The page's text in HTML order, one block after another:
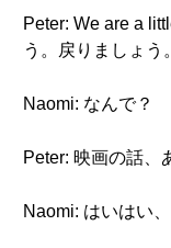
Peter: We are a
う。戻りましょう。
Naomi: なんで？
Peter: 映画の話、
Naomi: はいはい